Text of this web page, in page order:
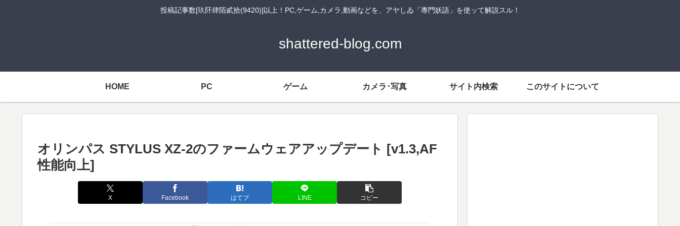
投稿記事数[玖阡肆陌貳拾(9420)]以上！PC,ゲーム,カメラ,動画などを、アヤしゐ「專門妖語」を使ッて解説スル！
shattered-blog.com
HOME PC ゲーム カメラ･写真 サイト内検索 このサイトについて
オリンパス STYLUS XZ-2のファームウェアアップデート [v1.3,AF
性能向上]
X Facebook はてブ LINE コピー